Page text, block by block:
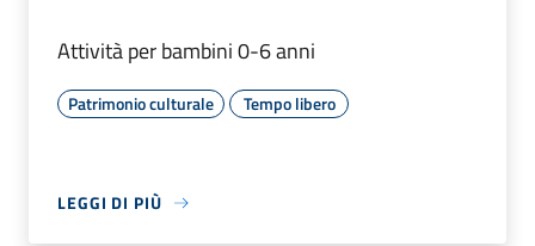
Attività per bambini 0-6 anni
Patrimonio culturale Tempo libero
LEGGI DI PIÙ